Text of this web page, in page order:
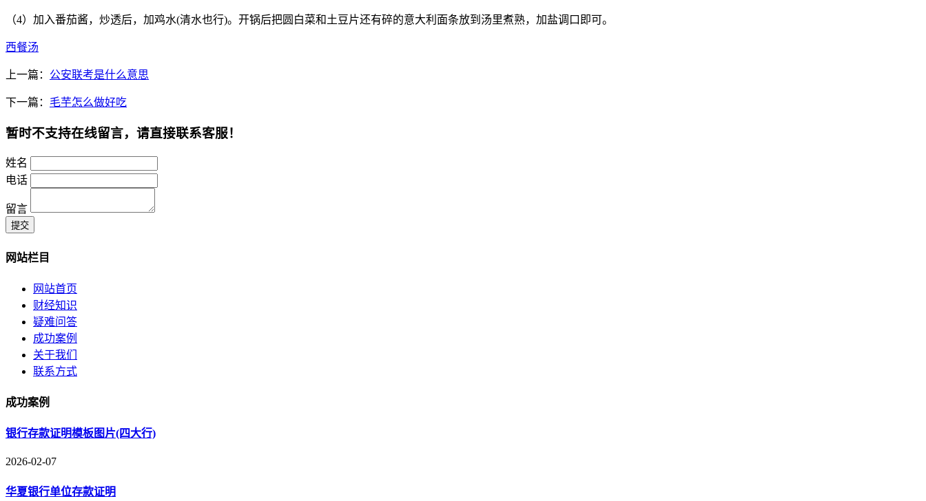
（4）加入番茄酱，炒透后，加鸡水(清水也行)。开锅后把圆白菜和土豆片还有碎的意大利面条放到汤里煮熟，加盐调口即可。
西餐汤
上一篇： 公安联考是什么意思
下一篇： 毛芋怎么做好吃
暂时不支持在线留言，请直接联系客服！
姓名
电话
留言
提交
网站栏目
网站首页
财经知识
疑难问答
成功案例
关于我们
联系方式
成功案例
银行存款证明模板图片(四大行)
2026-02-07
华夏银行单位存款证明